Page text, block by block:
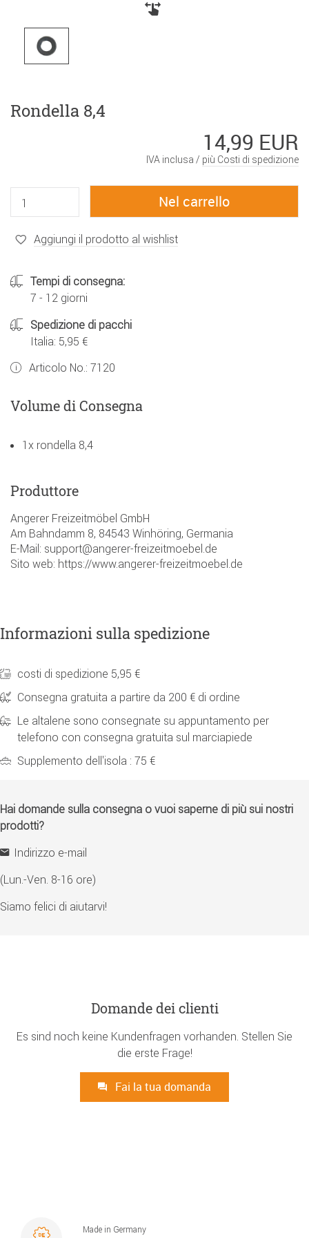
Rondella 8,4
14,99 EUR
IVA inclusa / più Costi di spedizione
Aggiungi il prodotto al wishlist
Tempi di consegna:
7 - 12 giorni
Spedizione di pacchi
Italia: 5,95 €
Articolo No.: 7120
Volume di Consegna
1x rondella 8,4
Produttore
Angerer Freizeitmöbel GmbH
Am Bahndamm 8, 84543 Winhöring, Germania
E-Mail: support@angerer-freizeitmoebel.de
Sito web: https://www.angerer-freizeitmoebel.de
Informazioni sulla spedizione
costi di spedizione 5,95 €
Consegna gratuita a partire da 200 € di ordine
Le altalene sono consegnate su appuntamento per
telefono con consegna gratuita sul marciapiede
Supplemento dell'isola : 75 €
Hai domande sulla consegna o vuoi saperne di più sui nostri
prodotti?
Indirizzo e-mail
(Lun.-Ven. 8-16 ore)
Siamo felici di aiutarvi!
Domande dei clienti
Es sind noch keine Kundenfragen vorhanden. Stellen Sie
die erste Frage!
Fai la tua domanda
Made in Germany